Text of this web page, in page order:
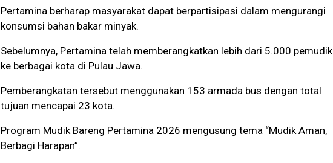
Pertamina berharap masyarakat dapat berpartisipasi dalam mengurangi
konsumsi bahan bakar minyak.
Sebelumnya, Pertamina telah memberangkatkan lebih dari 5.000 pemudik
ke berbagai kota di Pulau Jawa.
Pemberangkatan tersebut menggunakan 153 armada bus dengan total
tujuan mencapai 23 kota.
Program Mudik Bareng Pertamina 2026 mengusung tema “Mudik Aman,
Berbagi Harapan”.